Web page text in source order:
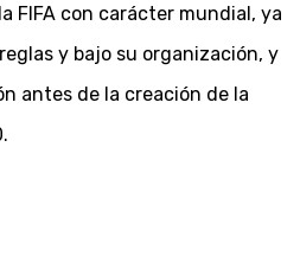
FIFA con carácter mundial, ya
y bajo su organización, y
antes de la creación de la